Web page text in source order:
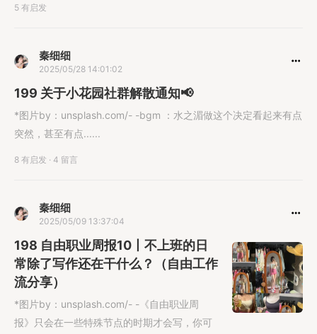
触过，只有在找到我（或其他灵气疗愈师）体
验这项服务时，才会久违的、近距离感受到。
所以，我的科普里
5 有启发
秦细细
2025/05/28 14:01:02
199 关于小花园社群解散通知📢
*图片by：unsplash.com/- -bgm ：水之湄做这个决定看起来有点
突然，甚至有点......
8 有启发 · 4 留言
秦细细
2025/05/09 13:37:04
198 自由职业周报10丨不上班的日
常除了写作还在干什么？（自由工作
流分享）
*图片by：unsplash.com/- -《自由职业周
报》只会在一些特殊节点的时期才会写，你可